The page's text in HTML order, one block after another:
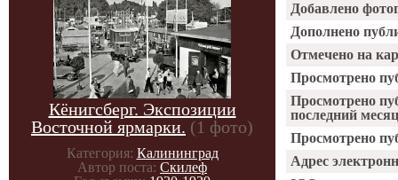
Кёнигсберг. Экспозиции
Восточной ярмарки. (1 фото)
Категория: Калининград
Автор поста: Скилеф
Добавлено
Дополнено
Отмечено на
Просмотрено
Просмотрено
последний
Просмотрено
Адрес